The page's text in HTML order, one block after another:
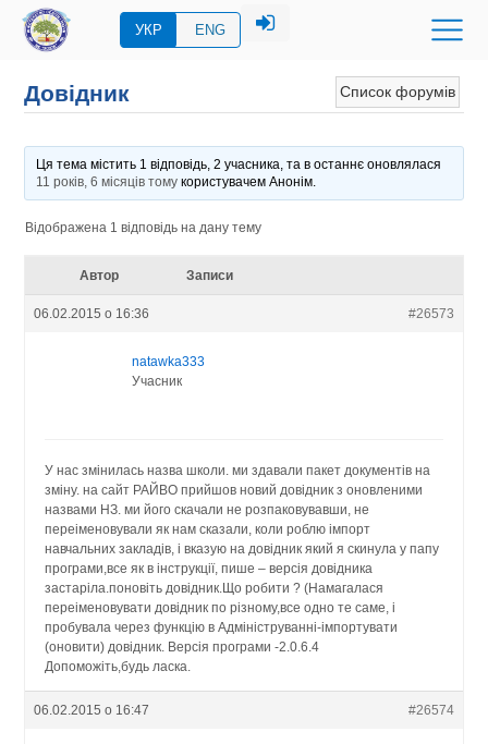
УКР ENG
Список форумів
Довідник
Ця тема містить 1 відповідь, 2 учасника, та в останнє оновлялася
11 років, 6 місяців томукористувачем Анонім.
Відображена 1 відповідь на дану тему
Автор Записи
06.02.2015 о 16:36 #26573
natawka333
Учасник
У нас змінилась назва школи. ми здавали пакет документів на
зміну. на сайт РАЙВО прийшов новий довідник з оновленими
назвами НЗ. ми його скачали не розпаковувавши, не
переіменовували як нам сказали, коли роблю імпорт
навчальних закладів, і вказую на довідник який я скинула у папу
програми,все як в інструкції, пише – версія довідника
застаріла.поновіть довідник.Що робити ? (Намагалася
переіменовувати довідник по різному,все одно те саме, і
пробувала через функцію в Адмініструванні-імпортувати
(оновити) довідник. Версія програми -2.0.6.4
Допоможіть,будь ласка.
06.02.2015 о 16:47 #26574